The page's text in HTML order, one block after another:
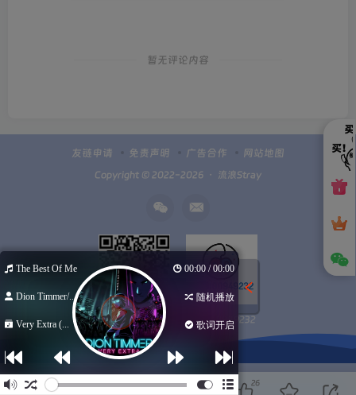
暂无评论内容
友链申请 免责声明 广告合作 网站地图
Copyright © 2022-2026 ・ 流浪Stray
扫码加微信 Q群100949232
欢迎您留下宝贵的见解！
26
The Best Of Me 00:00 / 00:00
Dion Timmer/... 随机播放
Very Extra (... 歌词开启